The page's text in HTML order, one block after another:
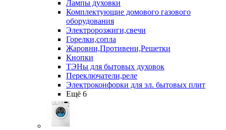
Лампы духовки
Комплектующие домового газового
оборудования
Электророзжиги,свечи
Горелки,сопла
Жаровни,Противени,Решетки
Кнопки
ТЭНы для бытовых духовок
Переключатели,реле
Электроконфорки для эл. бытовых плит
Ещё 6